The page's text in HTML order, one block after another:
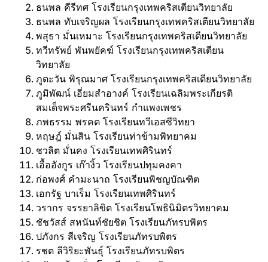
ธนพล คีรีทศ โรงเรียนกรุงเทพคริสเตียนวิทยาลัย
ธนพล ทับเจริญผล โรงเรียนกรุงเทพคริสเตียนวิทยาลัย
พสุธา มั่นเหมาะ โรงเรียนกรุงเทพคริสเตียนวิทยาลัย
ทวีทรัพย์ พันพยัคฆ์ โรงเรียนกรุงเทพคริสเตียน
วิทยาลัย
ภูตะวัน พิรุณมาศ โรงเรียนกรุงเทพคริสเตียนวิทยาลัย
ภูมิพัฒน์ เอี่ยมสำอางค์ โรงเรียนเฉลิมพระเกียรติ
สมเด็จพระศรีนครินทร์ กำแพงเพชร
ภพธรรม พรคต โรงเรียนทวีเอสซีวิทยา
หฤษฎ์ มั่นสิน โรงเรียนท่าข้ามพิทยาคม
ชวลิต มั่นคง โรงเรียนเทพศิรินทร์
เอื้ออังกูร เก๊างิ้ว โรงเรียนปทุมคงคา
ก่อพงศ์ คำมะนาถ โรงเรียนพิชญบัณฑิต
เอกรัฐ บาเร็ม โรงเรียนเทพศิรินทร์
วรากร จรรยาลิขิต โรงเรียนโพธินิมิตรวิทยาคม
ชัชวัสส์ สหนันท์ชัยชิต โรงเรียนภัทรบพิตร
ปภังกร สีเจริญ โรงเรียนภัทรบพิตร
รชต ลีวิริยะพันธุ์ โรงเรียนภัทรบพิตร